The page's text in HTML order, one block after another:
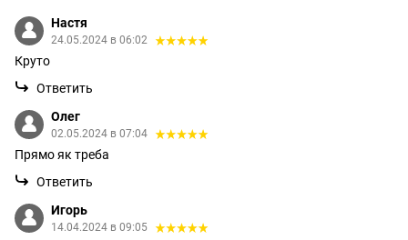
Настя
24.05.2024 в 06:02
Круто
Ответить
Олег
02.05.2024 в 07:04
Прямо як треба
Ответить
Игорь
14.04.2024 в 09:05